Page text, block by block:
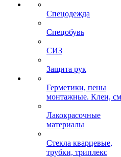
Спецодежда
Спецобувь
СИЗ
Защита рук
Герметики, пены
монтажные. Клеи,
Лакокрасочные
материалы
Стекла кварцевые,
трубки, триплекс